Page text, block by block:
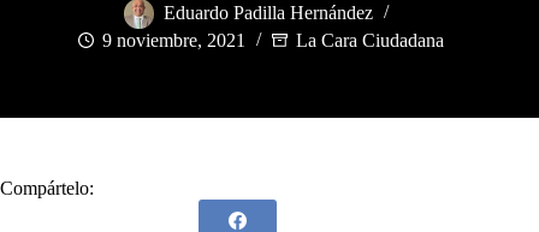
Eduardo Padilla Hernández
9 noviembre, 2021
La Cara Ciudadana
Compártelo: